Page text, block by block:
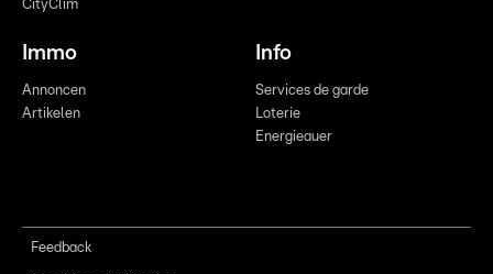
CityClim
Immo
Annoncen
Artikelen
Info
Services de garde
Loterie
Energieauer
Feedback